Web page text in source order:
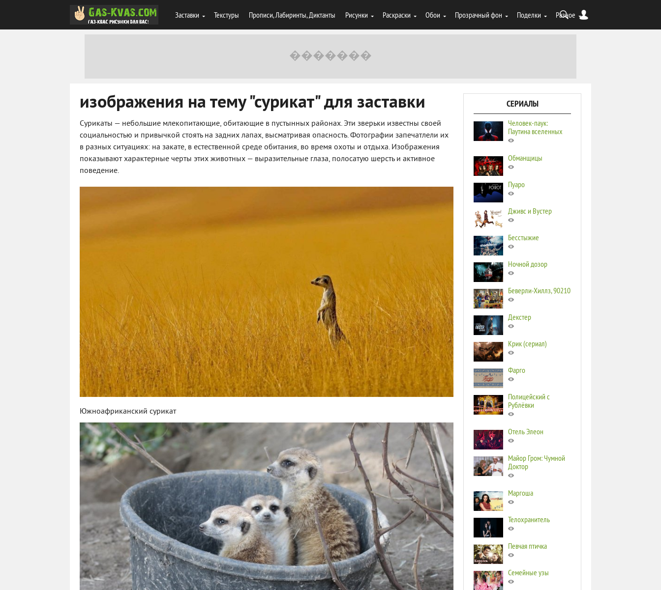
Заставки Текстуры Прописи, Лабиринты, Диктанты Рисунки Раскраски Обои Прозрачный фон Поделки Разное
изображения на тему "сурикат" для заставки
Сурикаты — небольшие млекопитающие, обитающие в пустынных районах. Эти зверьки известны своей
социальностью и привычкой стоять на задних лапах, высматривая опасность. Фотографии запечатлели их
в разных ситуациях: на закате, в естественной среде обитания, во время охоты и отдыха. Изображения
показывают характерные черты этих животных — выразительные глаза, полосатую шерсть и активное
поведение.
Южноафриканский сурикат
СЕРИАЛЫ
Человек-паук:
Паутина вселенных
Обманщицы
Пуаро
Дживс и Вустер
Бесстыжие
Ночной дозор
Беверли-Хиллз, 90210
Декстер
Крик (сериал)
Фарго
Полицейский с
Рублёвки
Отель Элеон
Майор Гром: Чумной
Доктор
Маргоша
Телохранитель
Певчая птичка
Семейные узы